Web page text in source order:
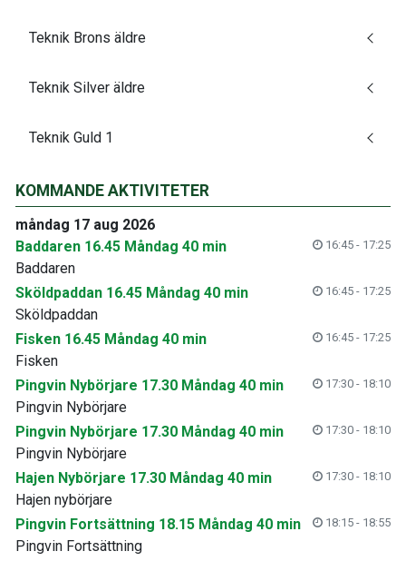
Teknik Brons äldre
Teknik Silver äldre
Teknik Guld 1
KOMMANDE AKTIVITETER
måndag 17 aug 2026
Baddaren 16.45 Måndag 40 min
16:45 - 17:25
Baddaren
Sköldpaddan 16.45 Måndag 40 min
16:45 - 17:25
Sköldpaddan
Fisken 16.45 Måndag 40 min
16:45 - 17:25
Fisken
Pingvin Nybörjare 17.30 Måndag 40 min
17:30 - 18:10
Pingvin Nybörjare
Pingvin Nybörjare 17.30 Måndag 40 min
17:30 - 18:10
Pingvin Nybörjare
Hajen Nybörjare 17.30 Måndag 40 min
17:30 - 18:10
Hajen nybörjare
Pingvin Fortsättning 18.15 Måndag 40 min
18:15 - 18:55
Pingvin Fortsättning